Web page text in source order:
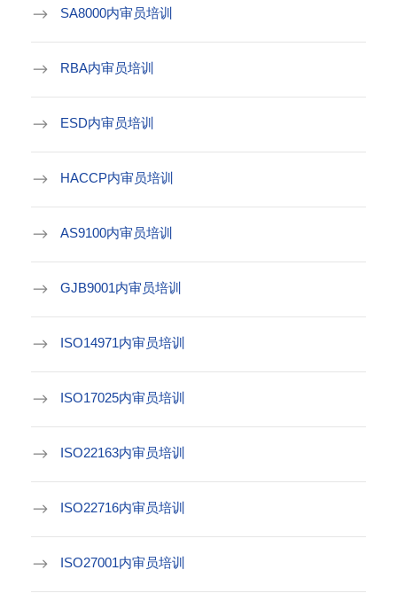
SA8000内审员培训
RBA内审员培训
ESD内审员培训
HACCP内审员培训
AS9100内审员培训
GJB9001内审员培训
ISO14971内审员培训
ISO17025内审员培训
ISO22163内审员培训
ISO22716内审员培训
ISO27001内审员培训